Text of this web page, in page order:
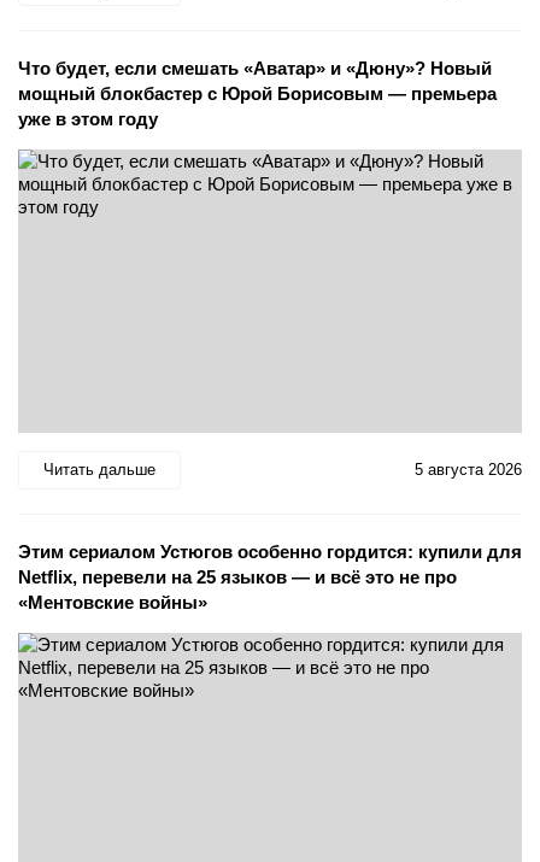
Что будет, если смешать «Аватар» и «Дюну»? Новый
мощный блокбастер с Юрой Борисовым — премьера
уже в этом году
Читать дальше 5 августа 2026
Этим сериалом Устюгов особенно гордится: купили для
Netflix, перевели на 25 языков — и всё это не про
«Ментовские войны»